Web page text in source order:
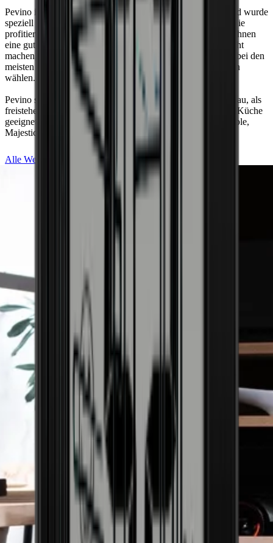
einer Tischplatte geeignet.
Niedriger Geräuschpegel (38dB).
Schwarze Glastür mit energieeffizientem LOW-E-Glas, das
die Stromrechnung im Zaum hält.
Im Inneren des Schranks werden Ihre Flaschen von einer
schönen LED-Beleuchtung hervorgehoben, die entweder auf
weiß, blau oder orange eingestellt werden kann.
LED-Infodisplay mit orangefarbenem Licht.
Eingebauter Alarm, der bei plötzlichen
Temperaturschwankungen ausgelöst wird und wenn Sie
vergessen, die Tür des Weinkühlers zu schließen.
Der beste Kompressor auf dem Markt (Embraco Inverter, der
dank seiner Fähigkeit, die Drehzahl zu erhöhen und zu
verringern, sehr leise ist).
Wenn Sie eine links angeschlagene Tür wünschen, empfehlen
wir Ihnen, den Weinkühlschrank mit einer links
angeschlagenen Tür zu bestellen.
HINWEIS:
Pevino ist eine der besten Optionen für die Weinlagerung und wurde
speziell für den anspruchsvollen Weinliebhaber entwickelt. Sie
profitieren unter anderem von eleganten Ausziehböden, die Ihnen
eine gute Übersicht über Ihre Weine bieten und es Ihnen leicht
machen, Ihre Sammlung zu bewundern. Zudem können Sie bei den
meisten Weinkühlschränken zwischen einer oder zwei Zonen
wählen.
Pevino stellt Weinkühlschränke her, die sowohl für den Einbau, als
freistehende Variante als auch für die Integration in z. B. die Küche
geeignet sind. Pevino bietet drei verschiedene Serien an: Noble,
Majestic und Imperial.
Alle Weinkühlschränke von Pevino ansehen